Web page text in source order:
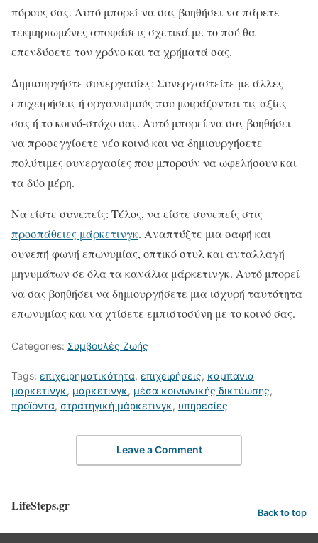
πόρους σας. Αυτό μπορεί να σας βοηθήσει να πάρετε
τεκμηριωμένες αποφάσεις σχετικά με το πού θα
επενδύσετε τον χρόνο και τα χρήματά σας.
Δημιουργήστε συνεργασίες: Συνεργαστείτε με άλλες
επιχειρήσεις ή οργανισμούς που μοιράζονται τις αξίες
σας ή το κοινό-στόχο σας. Αυτό μπορεί να σας βοηθήσει
να προσεγγίσετε νέο κοινό και να δημιουργήσετε
πολύτιμες συνεργασίες που μπορούν να ωφελήσουν και
τα δύο μέρη.
Να είστε συνεπείς: Τέλος, να είστε συνεπείς στις
προσπάθειες μάρκετινγκ. Αναπτύξτε μια σαφή και
συνεπή φωνή επωνυμίας, οπτικό στυλ και ανταλλαγή
μηνυμάτων σε όλα τα κανάλια μάρκετινγκ. Αυτό μπορεί
να σας βοηθήσει να δημιουργήσετε μια ισχυρή ταυτότητα
επωνυμίας και να χτίσετε εμπιστοσύνη με το κοινό σας.
Categories: Συμβουλές Ζωής
Tags: επιχειρηματικότητα, επιχειρήσεις, καμπάνια
μάρκετινγκ, μάρκετινγκ, μέσα κοινωνικής δικτύωσης,
προϊόντα, στρατηγική μάρκετινγκ, υπηρεσίες
Leave a Comment
LifeSteps.gr Back to top